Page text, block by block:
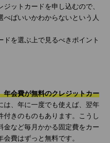
ットカードを申し込むので、
べばいいかわからないという人
を選ぶ上で見るべきポイント
年会費が無料のクレジットカー
は、年に一度でも使えば、翌年
付きのものもあります。こうし
金など毎月かかる固定費をカー
会費はずっと無料です。